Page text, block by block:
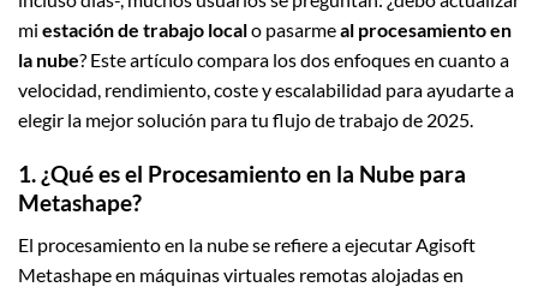
mi estación de trabajo localo pasarmeal procesamiento en
la nube? Este artículo compara los dos enfoques en cuanto a
velocidad, rendimiento, coste y escalabilidad para ayudarte a
elegir la mejor solución para tu flujo de trabajo de 2025.
1. ¿Qué es el Procesamiento en la Nube para
Metashape?
El procesamiento en la nube se refiere a ejecutar Agisoft
Metashape en máquinas virtuales remotas alojadas en